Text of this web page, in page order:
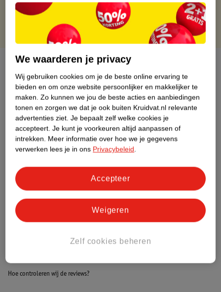
Over dit product
Productinformatie
Nature Impact Score
Dit product heeft (nog) geen Nature
Impact Score.
Meer informatie
Bestel & Bezorginformatie
Hoe controleren wij de reviews?
We waarderen je privacy
Wij gebruiken cookies om je de beste online ervaring te
bieden en om onze website persoonlijker en makkelijker te
maken. Zo kunnen we jou de beste acties en aanbiedingen
tonen en zorgen we dat je ook buiten Kruidvat.nl relevante
advertenties ziet. Je bepaalt zelf welke cookies je
accepteert. Je kunt je voorkeuren altijd aanpassen of
intrekken. Meer informatie over hoe we je gegevens
verwerken lees je in ons Privacybeleid.
Zelf cookies beheren
Weigeren
Accepteer